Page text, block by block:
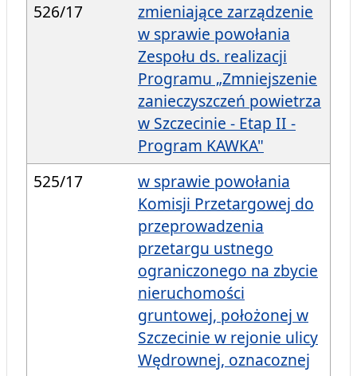
526/17
zmieniające zarządzenie
w sprawie powołania
Zespołu ds. realizacji
Programu „Zmniejszenie
zanieczyszczeń powietrza
w Szczecinie - Etap II -
Program KAWKA"
525/17
w sprawie powołania
Komisji Przetargowej do
przeprowadzenia
przetargu ustnego
ograniczonego na zbycie
nieruchomości
gruntowej, położonej w
Szczecinie w rejonie ulicy
Wędrownej, oznacoznej